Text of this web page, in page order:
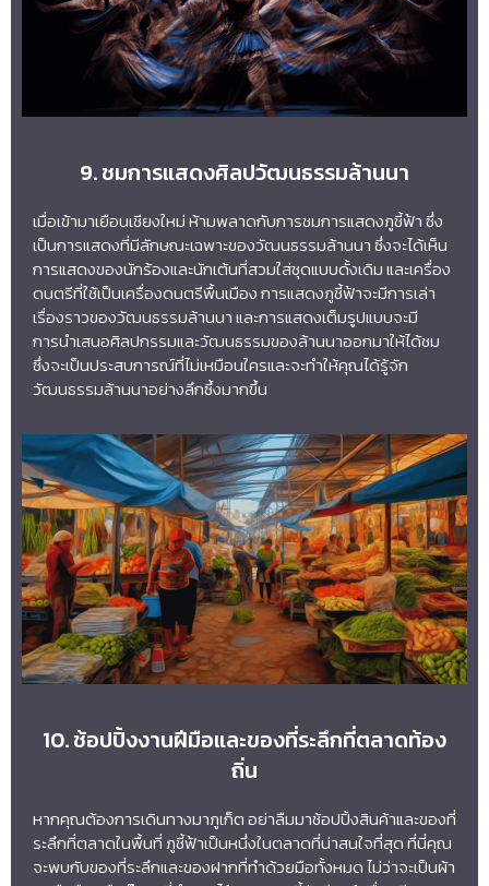
9. ชมการแสดงศิลปวัฒนธรรมล้านนา
เมื่อเข้ามาเยือนเชียงใหม่ ห้ามพลาดกับการชมการแสดงภูชี้ฟ้า ซึ่ง
เป็นการแสดงที่มีลักษณะเฉพาะของวัฒนธรรมล้านนา ซึ่งจะได้เห็น
การแสดงของนักร้องและนักเต้นที่สวมใส่ชุดแบบดั้งเดิม และเครื่อง
ดนตรีที่ใช้เป็นเครื่องดนตรีพื้นเมือง การแสดงภูชี้ฟ้าจะมีการเล่า
เรื่องราวของวัฒนธรรมล้านนา และการแสดงเต็มรูปแบบจะมี
การนำเสนอศิลปกรรมและวัฒนธรรมของล้านนาออกมาให้ได้ชม
ซึ่งจะเป็นประสบการณ์ที่ไม่เหมือนใครและจะทำให้คุณได้รู้จัก
วัฒนธรรมล้านนาอย่างลึกซึ้งมากขึ้น
10. ช้อปปิ้งงานฝีมือและของที่ระลึกที่ตลาดท้อง
ถิ่น
หากคุณต้องการเดินทางมาภูเก็ต อย่าลืมมาช้อปปิ้งสินค้าและของที่
ระลึกที่ตลาดในพื้นที่ ภูชี้ฟ้าเป็นหนึ่งในตลาดที่น่าสนใจที่สุด ที่นี่คุณ
จะพบกับของที่ระลึกและของฝากที่ทำด้วยมือทั้งหมด ไม่ว่าจะเป็นผ้า